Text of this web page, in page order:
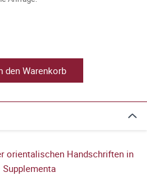
den Warenkorb
orientalischen Handschriften in